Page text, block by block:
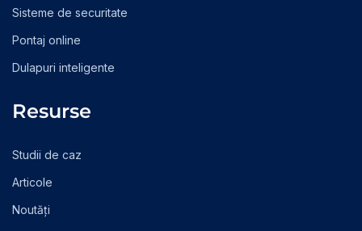
Sisteme de securitate
Pontaj online
Dulapuri inteligente
Resurse
Studii de caz
Articole
Noutăți